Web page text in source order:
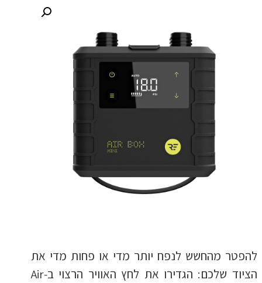
להפטר מהחשש לנפח יותר מדי או פחות מדי את
הציוד שלכם: הגדירו את לחץ האוויר הרצוי ב‑Air